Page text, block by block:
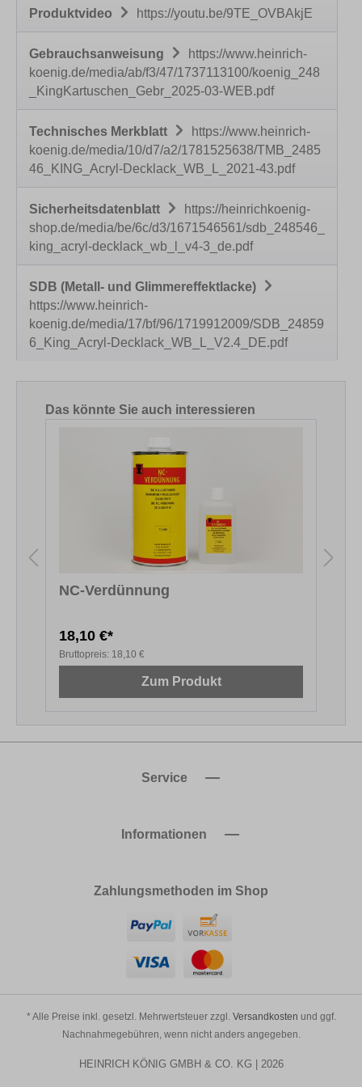
Produktvideo https://youtu.be/9TE_OVBAkjE
Gebrauchsanweisung
https://www.heinrich-
koenig.de/media/ab/f3/47/1737113100/koenig_248
_KingKartuschen_Gebr_2025-03-WEB.pdf
Technisches Merkblatt
https://www.heinrich-
koenig.de/media/10/d7/a2/1781525638/TMB_2485
46_KING_Acryl-Decklack_WB_L_2021-43.pdf
Sicherheitsdatenblatt
https://heinrichkoenig-
shop.de/media/be/6c/d3/1671546561/sdb_248546_
king_acryl-decklack_wb_l_v4-3_de.pdf
SDB (Metall- und Glimmereffektlacke)
https://www.heinrich-
koenig.de/media/17/bf/96/1719912009/SDB_24859
6_King_Acryl-Decklack_WB_L_V2.4_DE.pdf
Produktgalerie überspringen
Das könnte Sie auch interessieren
NC-Verdünnung
18,10 €*
Bruttopreis: 18,10 €
Zum Produkt
Service
Informationen
Zahlungsmethoden im Shop
* Alle Preise inkl. gesetzl. Mehrwertsteuer zzgl. Versandkosten und ggf.
Nachnahmegebühren, wenn nicht anders angegeben.
HEINRICH KÖNIG GMBH & CO. KG | 2026